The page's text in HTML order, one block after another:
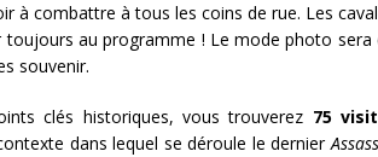
à combattre à tous les coins de rue. Les
toujours au programme ! Le mode photo sera
souvenir.
clés historiques, vous trouverez 75
dans lequel se déroule le dernier